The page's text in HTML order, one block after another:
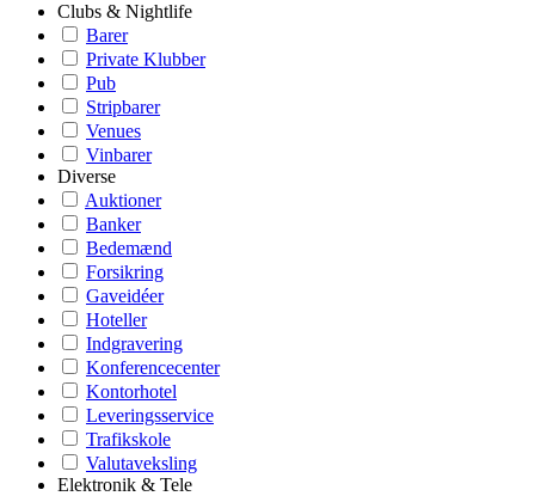
Clubs & Nightlife
Barer
Private Klubber
Pub
Stripbarer
Venues
Vinbarer
Diverse
Auktioner
Banker
Bedemænd
Forsikring
Gaveidéer
Hoteller
Indgravering
Konferencecenter
Kontorhotel
Leveringsservice
Trafikskole
Valutaveksling
Elektronik & Tele